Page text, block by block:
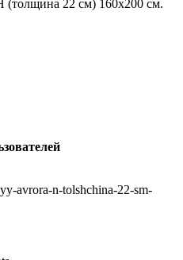
(толщина 22 см) 160х200 см.
avrora-n-tolshchina-22-sm-